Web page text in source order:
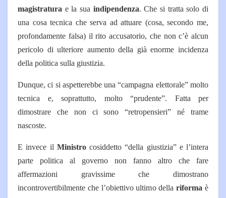
magistratura e la sua indipendenza. Che si tratta solo di
una cosa tecnica che serva ad attuare (cosa, secondo me,
profondamente falsa) il rito accusatorio, che non c’è alcun
pericolo di ulteriore aumento della già enorme incidenza
della politica sulla giustizia.
Dunque, ci si aspetterebbe una “campagna elettorale” molto
tecnica e, soprattutto, molto “prudente”. Fatta per
dimostrare che non ci sono “retropensieri” né trame
nascoste.
E invece il Ministrocosiddetto “della giustizia” e l’intera
parte politica al governo non fanno altro che fare
affermazioni gravissime che dimostrano
incontrovertibilmente che l’obiettivo ultimo dellariforma è